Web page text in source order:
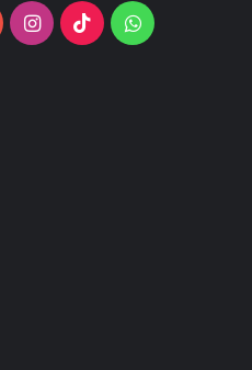
YouTubeInstagram
TikTokWhatsApp